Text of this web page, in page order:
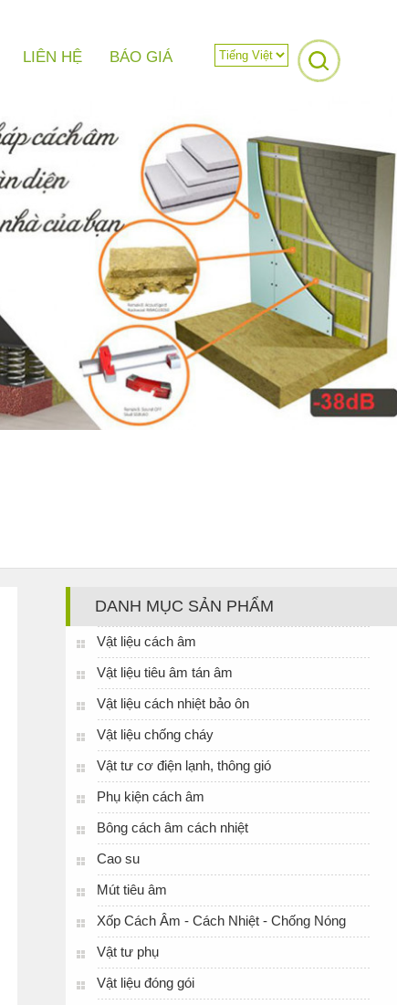
LIÊN HỆ BÁO GIÁ
DANH MỤC SẢN PHẨM
Vật liệu cách âm
Vật liệu tiêu âm tán âm
Vật liệu cách nhiệt bảo ôn
Vật liệu chống cháy
Vật tư cơ điện lạnh, thông gió
Phụ kiện cách âm
Bông cách âm cách nhiệt
Cao su
Mút tiêu âm
Xốp Cách Âm - Cách Nhiệt - Chống Nóng
Vật tư phụ
Vật liệu đóng gói